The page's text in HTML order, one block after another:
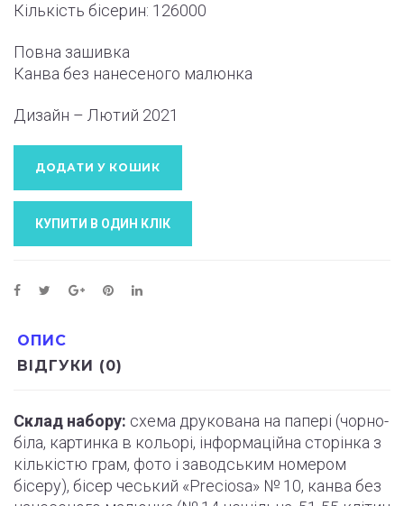
Кількість бісерин: 126000
Повна зашивка
Канва без нанесеного малюнка
Дизайн – Лютий 2021
ДОДАТИ У КОШИК
КУПИТИ В ОДИН КЛIК
ОПИС
ВІДГУКИ (0)
Склад набору: схема друкована на папері (чорно-
біла, картинка в кольорі, інформаційна сторінка з
кількістю грам, фото і заводським номером
бісеру), бісер чеський «Preciosa» № 10, канва без